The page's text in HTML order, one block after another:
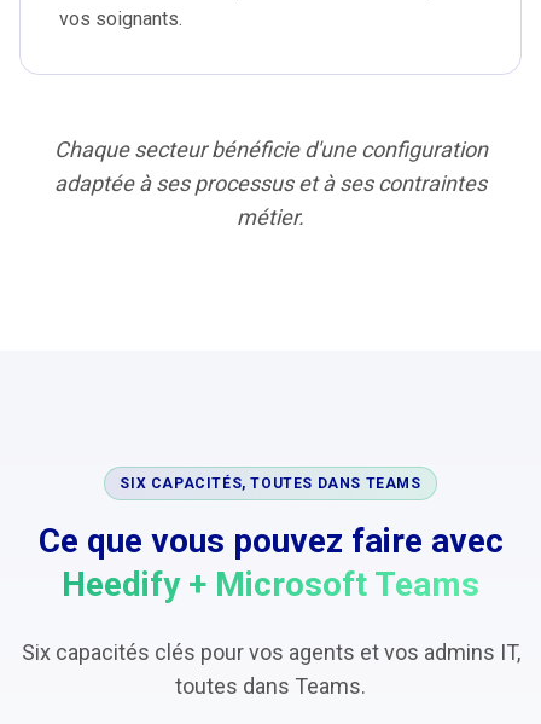
vos soignants.
Chaque secteur bénéficie d'une configuration
adaptée à ses processus et à ses contraintes
métier.
SIX CAPACITÉS, TOUTES DANS TEAMS
Ce que vous pouvez faire avec
Heedify + Microsoft Teams
Six capacités clés pour vos agents et vos admins IT,
toutes dans Teams.